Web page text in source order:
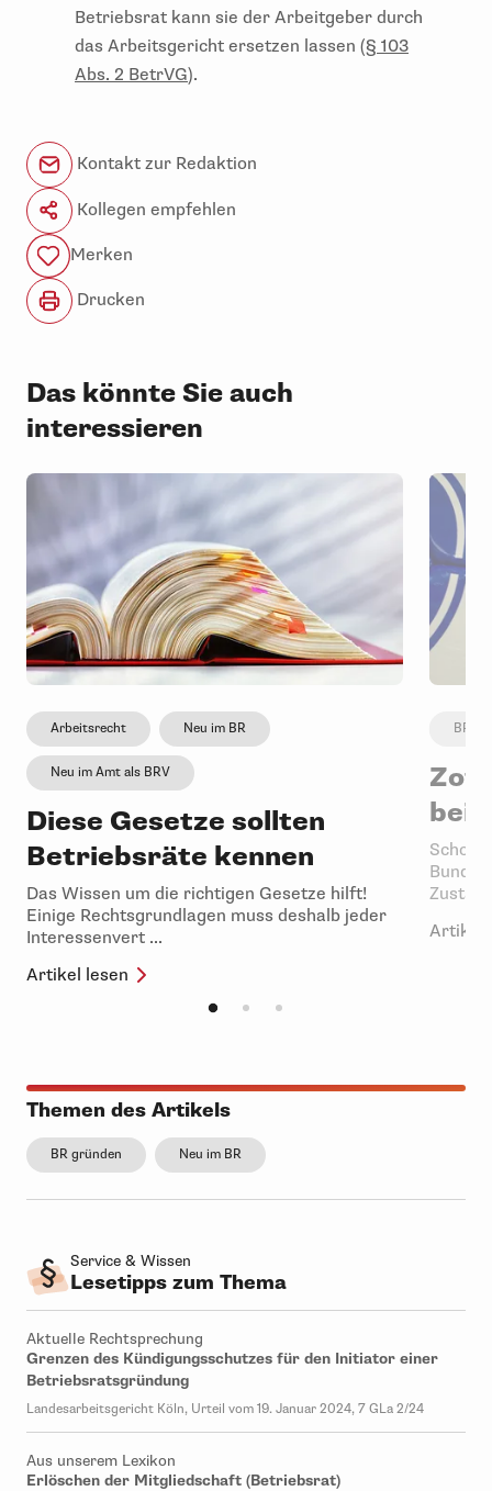
Betriebsrat kann sie der Arbeitgeber durch
das Arbeitsgericht ersetzen lassen (§ 103
Abs. 2 BetrVG).
Kontakt zur Redaktion
Kollegen empfehlen
Merken
Drucken
Das könnte Sie auch
interessieren
Arbeitsrecht Neu im BR
Neu im Amt als BRV
Diese Gesetze sollten
Betriebsräte kennen
Das Wissen um die richtigen Gesetze hilft!
Einige Rechtsgrundlagen muss deshalb jeder
Interessenvert ...
Artikel lesen
BR
bei
Schon
Artikel
Themen des Artikels
BR gründen Neu im BR
Service & Wissen
Lesetipps zum Thema
Aktuelle Rechtsprechung
Grenzen des Kündigungsschutzes für den Initiator einer
Betriebsratsgründung
Landesarbeitsgericht Köln, Urteil vom 19. Januar 2024, 7 GLa 2/24
Aus unserem Lexikon
Erlöschen der Mitgliedschaft (Betriebsrat)